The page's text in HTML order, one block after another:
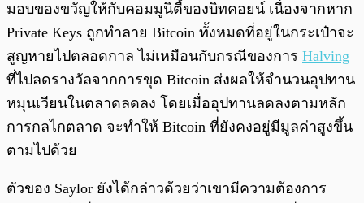
มอบของขวัญให้กับคอมมูนิตี้ของบิทคอยน์ เนื่องจากหาก
Private Keys ถูกทำลาย Bitcoin ทั้งหมดที่อยู่ในกระเป๋าจะ
สูญหายไปตลอดกาล ไม่เหมือนกับกรณีของการ Halving
ที่ไปลดรางวัลจากการขุด Bitcoin ส่งผลให้จำนวนอุปทาน
หมุนเวียนในตลาดลดลง โดยเมื่ออุปทานลดลงตามหลัก
การกลไกตลาด จะทำให้ Bitcoin ที่ยังคงอยู่มีมูลค่าสูงขึ้น
ตามไปด้วย
ตัวของ Saylor ยังได้กล่าวด้วยว่าเขามีความต้องการ